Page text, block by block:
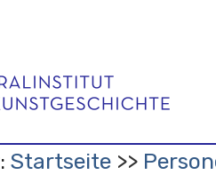
Startseite